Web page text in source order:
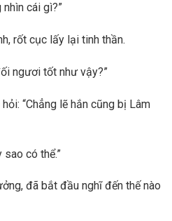
cái gì?”
rốt cục lấy lại tinh thần.
ngươi tốt như vậy?”
“Chẳng lẽ hắn cũng bị Lâm
sao có thể.”
đã bắt đầu nghĩ đến thế nào